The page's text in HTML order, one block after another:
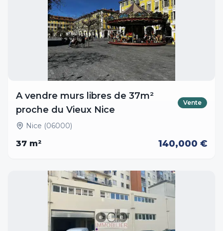
A vendre murs libres de 37m²
proche du Vieux Nice
Vente
Nice (06000)
37 m² 140,000 €